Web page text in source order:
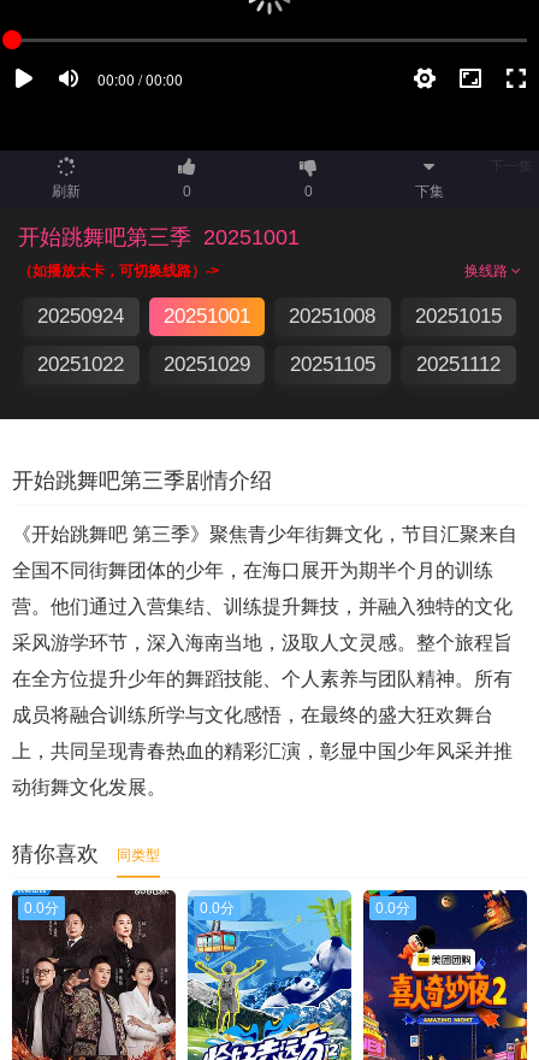
刷新 0 0 下集
开始跳舞吧第三季 20251001
换线路
（如播放太卡，可切换线路）->
20250924 20251001 20251008 20251015
20251022 20251029 20251105 20251112
开始跳舞吧第三季剧情介绍
《开始跳舞吧 第三季》聚焦青少年街舞文化，节目汇聚来自
全国不同街舞团体的少年，在海口展开为期半个月的训练
营。他们通过入营集结、训练提升舞技，并融入独特的文化
采风游学环节，深入海南当地，汲取人文灵感。整个旅程旨
在全方位提升少年的舞蹈技能、个人素养与团队精神。所有
成员将融合训练所学与文化感悟，在最终的盛大狂欢舞台
上，共同呈现青春热血的精彩汇演，彰显中国少年风采并推
动街舞文化发展。
猜你喜欢 同类型
0.0分 0.0分 0.0分